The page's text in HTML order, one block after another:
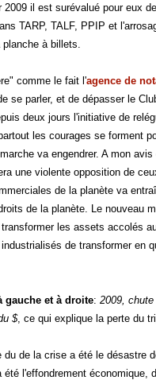
il est surévalué pour eux
TARP, TALF, PPIP et
à billets.
comme le fait l'agence de
se parler, et de dépasser le
deux jours l'initiative de
les courages se forment
va engendrer. A mon avis
une violente opposition de
de la planète va
de la planète. Le nouveau
les assets accolés
de transformer en
gauche et à droite:2009,
$, ce qui explique la perte du
du de la crise a été le désastre
été l'effondrement économique,